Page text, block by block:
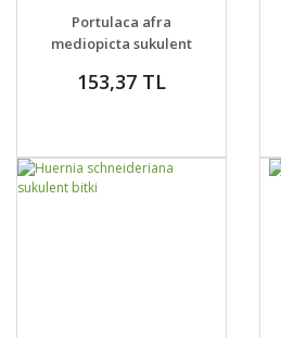
DETAYLAR
VER
Portulaca afra
mediopicta sukulent
153,37 TL